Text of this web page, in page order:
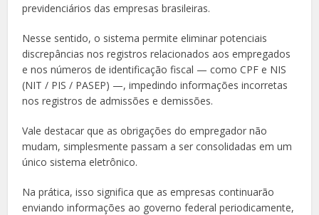
previdenciários das empresas brasileiras.
Nesse sentido, o sistema permite eliminar potenciais
discrepâncias nos registros relacionados aos empregados
e nos números de identificação fiscal — como CPF e NIS
(NIT / PIS / PASEP) —, impedindo informações incorretas
nos registros de admissões e demissões.
Vale destacar que as obrigações do empregador não
mudam, simplesmente passam a ser consolidadas em um
único sistema eletrônico.
Na prática, isso significa que as empresas continuarão
enviando informações ao governo federal periodicamente,